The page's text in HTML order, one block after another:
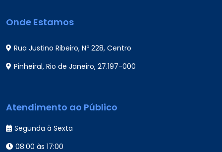
Onde Estamos
Rua Justino Ribeiro, Nº 228, Centro
Pinheiral, Rio de Janeiro, 27.197-000
Atendimento ao Público
Segunda à Sexta
08:00 às 17:00